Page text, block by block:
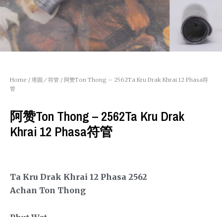
Home / 塔固／符管 / 阿赞Ton Thong – 2562Ta Kru Drak Khrai 12 Phasa符
管
阿赞Ton Thong – 2562Ta Kru Drak
Khrai 12 Phasa符管
Ta Kru Drak Khrai 12 Phasa 2562
Achan Ton Thong